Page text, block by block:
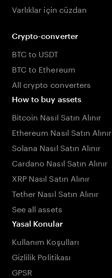
Varlıklar için cüzdan
Crypto-converter
BTC to USDT
BTC to Ethereum
All crypto converters
How to buy assets
Bitcoin Nasıl Satın Alınır
Ethereum Nasıl Satın Alınır
Solana Nasıl Satın Alınır
Cardano Nasıl Satın Alınır
XRP Nasıl Satın Alınır
Tether Nasıl Satın Alınır
See all assets
Yasal Konular
Kullanım Koşulları
Gizlilik Politikası
GPSR